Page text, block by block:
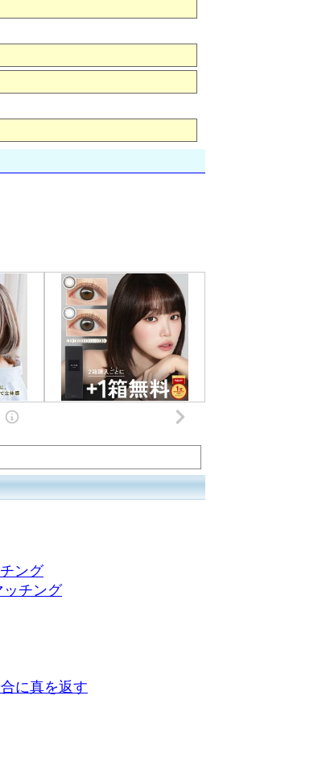
ング
ッチング
に真を返す